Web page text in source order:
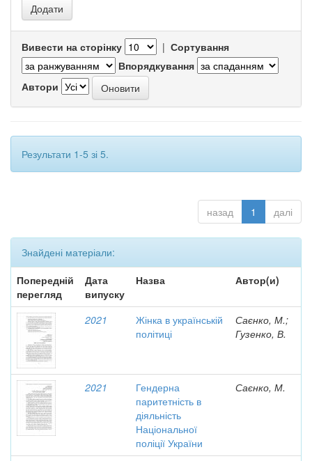
Вивести на сторінку | Сортування
Впорядкування
Автори
Результати 1-5 зі 5.
назад 1 далі
Знайдені матеріали:
Попередній
перегляд
Дата
випуску
Назва Автор(и)
2021
Жінка в українській
політиці
Саєнко, М.;
Гузенко, В.
2021
Гендерна
паритетність в
діяльність
Національної
поліції України
Саєнко, М.